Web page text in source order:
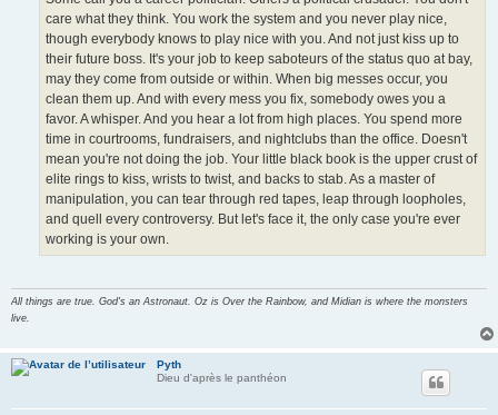
care what they think. You work the system and you never play nice,
though everybody knows to play nice with you. And not just kiss up to
their future boss. It's your job to keep saboteurs of the status quo at bay,
may they come from outside or within. When big messes occur, you
clean them up. And with every mess you fix, somebody owes you a
favor. A whisper. And you hear a lot from high places. You spend more
time in courtrooms, fundraisers, and nightclubs than the office. Doesn't
mean you're not doing the job. Your little black book is the upper crust of
elite rings to kiss, wrists to twist, and backs to stab. As a master of
manipulation, you can tear through red tapes, leap through loopholes,
and quell every controversy. But let's face it, the only case you're ever
working is your own.
All things are true. God's an Astronaut. Oz is Over the Rainbow, and Midian is where the monsters
live.
Pyth
Dieu d'après le panthéon